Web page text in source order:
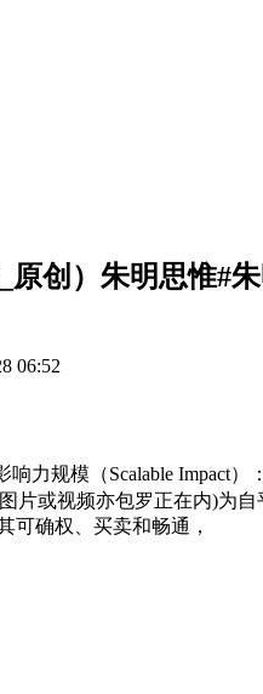
原创）朱明思惟#
06:52
模（Scalable Impact）
片或视频亦包罗正在内)为
可确权、买卖和畅通，